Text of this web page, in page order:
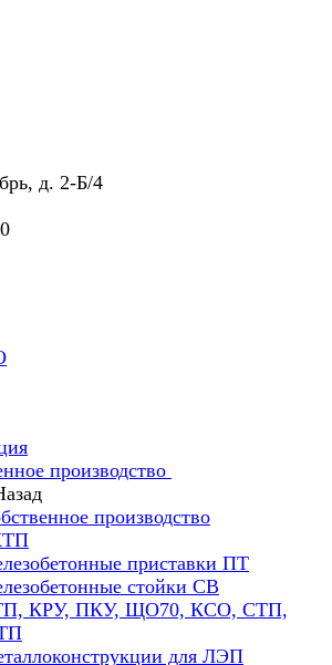
д. 2-Б/4
производство
производство
приставки ПТ
стойки СВ
КРУ, ПКУ, ЩО70, КСО, СТП,
для ЛЭП